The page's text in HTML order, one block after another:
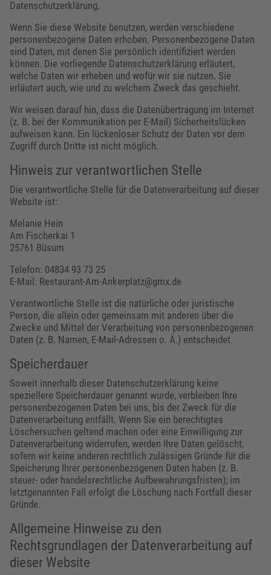
Datenschutzerklärung.
Wenn Sie diese Website benutzen, werden verschiedene
personenbezogene Daten erhoben. Personenbezogene Daten
sind Daten, mit denen Sie persönlich identifiziert werden
können. Die vorliegende Datenschutzerklärung erläutert,
welche Daten wir erheben und wofür wir sie nutzen. Sie
erläutert auch, wie und zu welchem Zweck das geschieht.
Wir weisen darauf hin, dass die Datenübertragung im Internet
(z. B. bei der Kommunikation per E-Mail) Sicherheitslücken
aufweisen kann. Ein lückenloser Schutz der Daten vor dem
Zugriff durch Dritte ist nicht möglich.
Hinweis zur verantwortlichen Stelle
Die verantwortliche Stelle für die Datenverarbeitung auf dieser
Website ist:
Melanie Hein
Am Fischerkai 1
25761 Büsum
Telefon: 04834 93 73 25
E-Mail: Restaurant-Am-Ankerplatz@gmx.de
Verantwortliche Stelle ist die natürliche oder juristische
Person, die allein oder gemeinsam mit anderen über die
Zwecke und Mittel der Verarbeitung von personenbezogenen
Daten (z. B. Namen, E-Mail-Adressen o. Ä.) entscheidet.
Speicherdauer
Soweit innerhalb dieser Datenschutzerklärung keine
speziellere Speicherdauer genannt wurde, verbleiben Ihre
personenbezogenen Daten bei uns, bis der Zweck für die
Datenverarbeitung entfällt. Wenn Sie ein berechtigtes
Löschersuchen geltend machen oder eine Einwilligung zur
Datenverarbeitung widerrufen, werden Ihre Daten gelöscht,
sofern wir keine anderen rechtlich zulässigen Gründe für die
Speicherung Ihrer personenbezogenen Daten haben (z. B.
steuer- oder handelsrechtliche Aufbewahrungsfristen); im
letztgenannten Fall erfolgt die Löschung nach Fortfall dieser
Gründe.
Allgemeine Hinweise zu den
Rechtsgrundlagen der Datenverarbeitung auf
dieser Website